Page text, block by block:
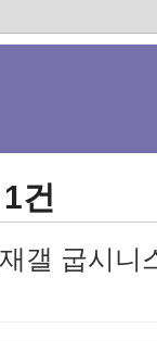
건
갤 굽시니